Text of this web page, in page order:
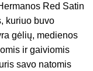
Red Satin
kuriuo buvo
gėlių, medienos
ir gaiviomis
savo natomis